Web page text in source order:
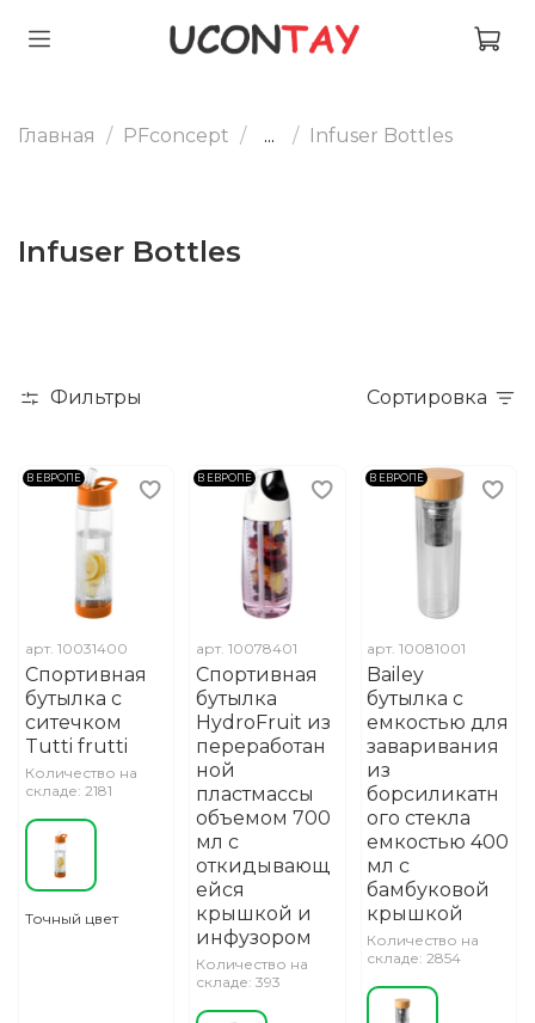
Главная PFconcept ... Infuser Bottles
Infuser Bottles
Фильтры Сортировка
В ЕВРОПЕ
арт. 10031400
Спортивная
бутылка с
ситечком
Tutti frutti
Количество на
складе: 2181
Точный цвет
В ЕВРОПЕ
арт.10078401
Спортивная
бутылка
HydroFruit из
переработан
ной
пластмассы
объемом 700
мл с
откидывающ
ейся
крышкой и
инфузором
Количество на
складе: 393
В ЕВРОПЕ
арт.10081001
Bailey
бутылка с
емкостью для
заваривания
из
борсиликатн
ого стекла
емкостью 400
мл с
бамбуковой
крышкой
Количество на
складе: 2854